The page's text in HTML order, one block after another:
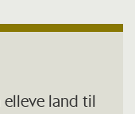
land til